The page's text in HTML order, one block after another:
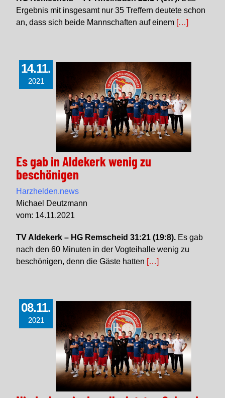
Ergebnis mit insgesamt nur 35 Treffern deutete schon
an, dass sich beide Mannschaften auf einem […]
14.11.
2021
Es gab in Aldekerk wenig zu
beschönigen
Harzhelden.news
Michael Deutzmann
vom: 14.11.2021
TV Aldekerk – HG Remscheid 31:21 (19:8). Es gab
nach den 60 Minuten in der Vogteihalle wenig zu
beschönigen, denn die Gäste hatten […]
08.11.
2021